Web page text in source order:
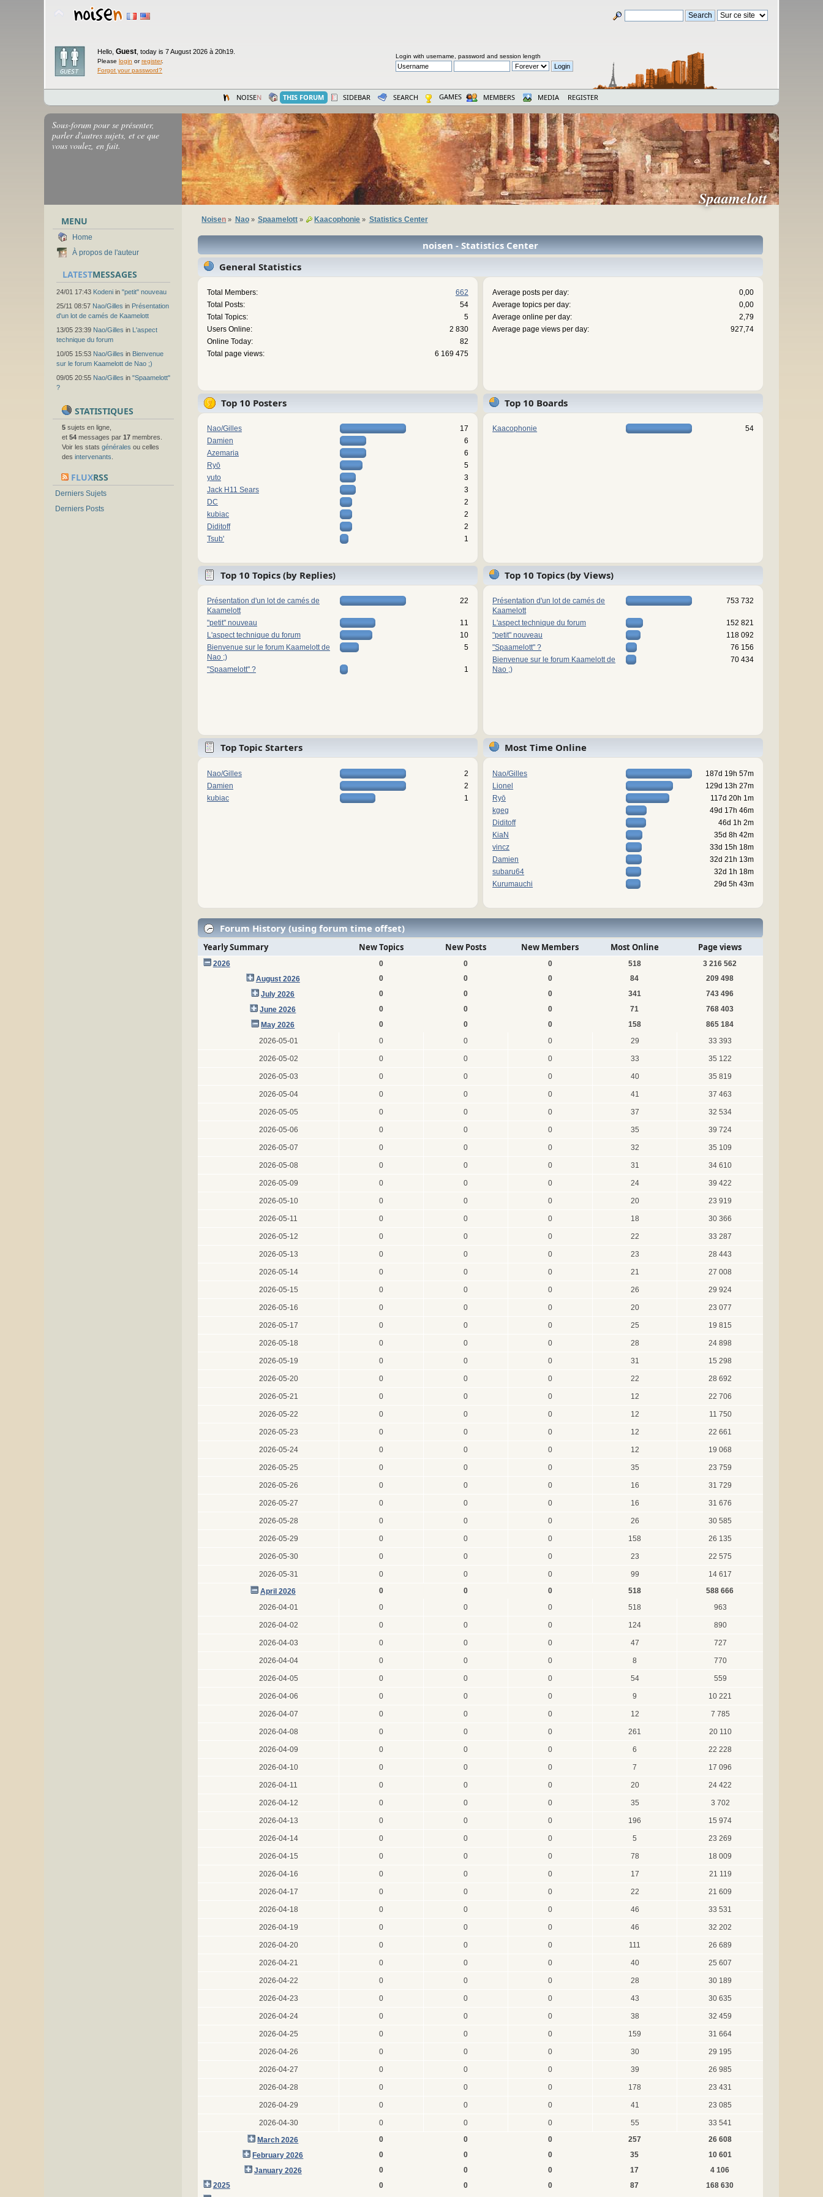
Hello, Guest today is 7 August 2026 à 20h19.
Please login orregister.
Forgot your password?
Login with username, password and session length
NOISEN THIS FORUM SIDEBAR SEARCH GAMES MEMBERS MEDIA REGISTER
Sous-forum pour se présenter,
parler d'autres sujets, et ce que
vous voulez, en fait.
MENU
Home
À propos de l'auteur
LATESTMESSAGES
24/01 17:43 Kodeni in "petit" nouveau
25/11 08:57 Nao/Gilles in Présentation
d'un lot de camés de Kaamelott
13/05 23:39 Nao/Gilles in L'aspect
technique du forum
10/05 15:53 Nao/Gilles in Bienvenue
sur le forum Kaamelott de Nao ;)
09/05 20:55 Nao/Gilles in "Spaamelott"
?
STATISTIQUES
5 sujets en ligne,
et 54 messages par 17 membres.
Voir les stats générales ou celles
des intervenants
FLUXRSS
Derniers Sujets
Derniers Posts
Spaamelott
Noisen » Nao» Spaamelott» Kaacophonie » Statistics Center
noisen - Statistics Center
General Statistics
Total Members:
662
Total Posts:
54
Total Topics:
5
Users Online:
2 830
Online Today:
82
Total page views:
6 169 475
Average posts per day:
0,00
Average topics per day:
0,00
Average online per day:
2,79
Average page views per day:
927,74
Top 10 Posters
Nao/Gilles
17
Damien
6
Azemaria
6
Ryō
5
yuto
3
Jack H11 Sears
3
DC
2
kubiac
2
Diditoff
2
Tsub'
1
Top 10 Boards
Kaacophonie 54
Top 10 Topics (by Replies)
Présentation d'un lot de camés de
Kaamelott
22
"petit" nouveau
11
L'aspect technique du forum
10
Bienvenue sur le forum Kaamelott de
Nao ;)
5
"Spaamelott" ? 1
Top 10 Topics (by Views)
Présentation d'un lot de camés de
Kaamelott
753 732
L'aspect technique du forum
152 821
"petit" nouveau
118 092
"Spaamelott" ?
76 156
Bienvenue sur le forum Kaamelott de
Nao ;)
70 434
Top Topic Starters
Nao/Gilles
2
Damien
2
kubiac
1
Most Time Online
Nao/Gilles
187d 19h 57m
Lionel
129d 13h 27m
Ryō
117d 20h 1m
kgeg
49d 17h 46m
Diditoff
46d 1h 2m
KiaN
35d 8h 42m
vincz
33d 15h 18m
Damien
32d 21h 13m
subaru64
32d 1h 18m
Kurumauchi
29d 5h 43m
Forum History (using forum time offset)
Yearly Summary New Topics New Posts New Members Most Online Page views
2026 0 0 0 518
3 216 562
August 2026
0 0 0 84
209 498
July 2026
0 0 0 341
743 496
June 2026
0 0 0 71
768 403
May 2026
0 0 0 158
865 184
2026-05-01
0 0 0 29 33 393
2026-05-02 0 0 0 33 35 122
2026-05-03 0 0 0 40 35 819
2026-05-04 0 0 0 41 37 463
2026-05-05 0 0 0 37 32 534
2026-05-06 0 0 0 35 39 724
2026-05-07 0 0 0 32 35 109
2026-05-08 0 0 0 31 34 610
2026-05-09 0 0 0 24 39 422
2026-05-10 0 0 0 20 23 919
2026-05-11 0 0 0 18 30 366
2026-05-12 0 0 0 22 33 287
2026-05-13 0 0 0 23 28 443
2026-05-14 0 0 0 21 27 008
2026-05-15 0 0 0 26 29 924
2026-05-16 0 0 0 20 23 077
2026-05-17 0 0 0 25 19 815
2026-05-18 0 0 0 28 24 898
2026-05-19 0 0 0 31 15 298
2026-05-20 0 0 0 22 28 692
2026-05-21 0 0 0 12 22 706
2026-05-22 0 0 0 12 11 750
2026-05-23 0 0 0 12 22 661
2026-05-24 0 0 0 12 19 068
2026-05-25 0 0 0 35 23 759
2026-05-26 0 0 0 16 31 729
2026-05-27 0 0 0 16 31 676
2026-05-28 0 0 0 26 30 585
2026-05-29 0 0 0 158 26 135
2026-05-30 0 0 0 23 22 575
2026-05-31 0 0 0 99
14 617
April 2026
0 0 0 518
588 666
2026-04-01
0 0 0 518 963
2026-04-02 0 0 0 124 890
2026-04-03 0 0 0 47 727
2026-04-04 0 0 0 8 770
2026-04-05 0 0 0 54 559
2026-04-06 0 0 0 9 10 221
2026-04-07 0 0 0 12 7 785
2026-04-08 0 0 0 261 20 110
2026-04-09 0 0 0 6 22 228
2026-04-10 0 0 0 7 17 096
2026-04-11 0 0 0 20 24 422
2026-04-12 0 0 0 35 3 702
2026-04-13 0 0 0 196 15 974
2026-04-14 0 0 0 5 23 269
2026-04-15 0 0 0 78 18 009
2026-04-16 0 0 0 17 21 119
2026-04-17 0 0 0 22 21 609
2026-04-18 0 0 0 46 33 531
2026-04-19 0 0 0 46 32 202
2026-04-20 0 0 0 111 26 689
2026-04-21 0 0 0 40 25 607
2026-04-22 0 0 0 28 30 189
2026-04-23 0 0 0 43 30 635
2026-04-24 0 0 0 38 32 459
2026-04-25 0 0 0 159 31 664
2026-04-26 0 0 0 30 29 195
2026-04-27 0 0 0 39 26 985
2026-04-28 0 0 0 178 23 431
2026-04-29 0 0 0 41 23 085
2026-04-30 0 0 0 55
33 541
March 2026
0 0 0 257
26 608
February 2026
0 0 0 35
10 601
January 2026
0 0 0 17
4 106
2025
0 0 0 87
168 630